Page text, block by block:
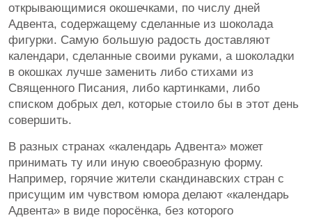
открывающимися окошечками, по числу дней
Адвента, содержащему сделанные из шоколада
фигурки. Самую большую радость доставляют
календари, сделанные своими руками, а шоколадки
в окошках лучше заменить либо стихами из
Священного Писания, либо картинками, либо
списком добрых дел, которые стоило бы в этот день
совершить.
В разных странах «календарь Адвента» может
принимать ту или иную своеобразную форму.
Например, горячие жители скандинавских стран с
присущим им чувством юмора делают «календарь
Адвента» в виде поросёнка, без которого